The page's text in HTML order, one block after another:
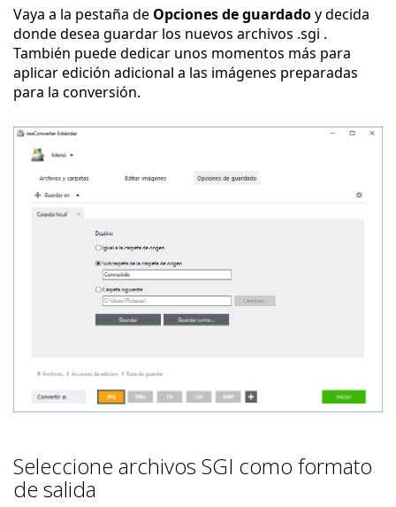
Vaya a la pestaña de Opciones de guardadoy decida
donde desea guardar los nuevos archivos .sgi .
También puede dedicar unos momentos más para
aplicar edición adicional a las imágenes preparadas
para la conversión.
Seleccione archivos SGI como formato
de salida